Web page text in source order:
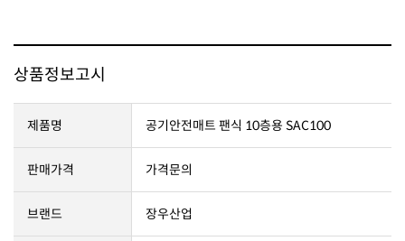
상품정보고시
제품명 공기안전매트 팬식 10층용 SAC100
판매가격 가격문의
브랜드 장우산업